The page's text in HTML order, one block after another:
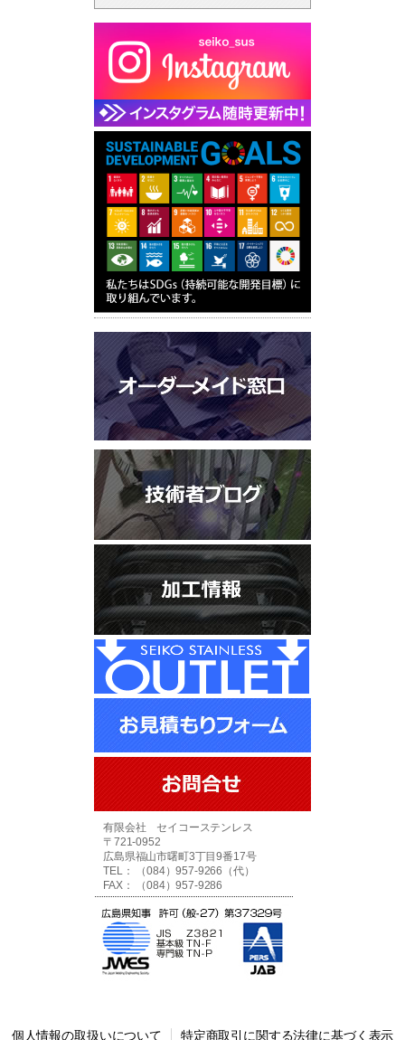
有限会社 セイコーステンレス
〒721-0952
広島県福山市曙町3丁目9番17号
TEL： （084）957-9266（代）
FAX： （084）957-9286
個人情報の取扱いについて 特定商取引に関する法律に基づく表示